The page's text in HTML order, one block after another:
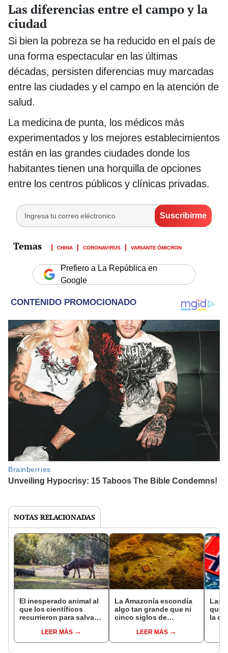
Las diferencias entre el campo y la
ciudad
Si bien la pobreza se ha reducido en el país de
una forma espectacular en las últimas
décadas, persisten diferencias muy marcadas
entre las ciudades y el campo en la atención de
salud.
La medicina de punta, los médicos más
experimentados y los mejores establecimientos
están en las grandes ciudades donde los
habitantes tienen una horquilla de opciones
entre los centros públicos y clínicas privadas.
CHINA CORONAVIRUS VARIANTE ÓMICRON
Prefiero a La República en
Google
NOTAS RELACIONADAS
El inesperado animal al
que los científicos
recurrieron para salvar
reintroducción de un
asno salvaje está
LEER MÁS
La Amazonía escondía
algo tan grande que ni
cinco siglos de
encontrarlo: el hallazgo
podría cambiar todo lo
LEER MÁS
Las
que
la de